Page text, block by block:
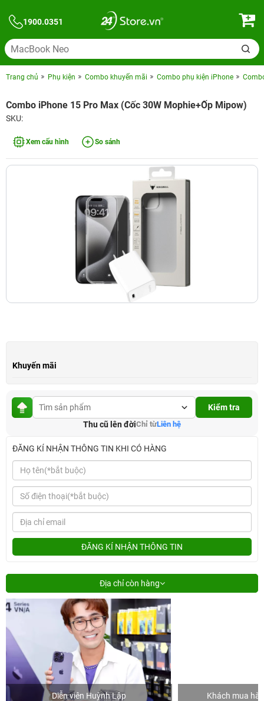
1900.0351
Trang chủ Phụ kiện Combo khuyến mãi Combo phụ kiện iPhone
Combo iPhone 15 Pro Max (Cốc 30W Mophie+Ốp Mipow)
SKU:
Xem cấu hình So sánh
Khuyến mãi
Kiểm tra
Thu cũ lên đờiChỉ từLiên hệ
ĐĂNG KÍ NHẬN THÔNG TIN KHI CÓ HÀNG
ĐĂNG KÍ NHẬN THÔNG TIN
Địa chỉ còn hàng
Diễn viên Huỳnh Lập Khách mua